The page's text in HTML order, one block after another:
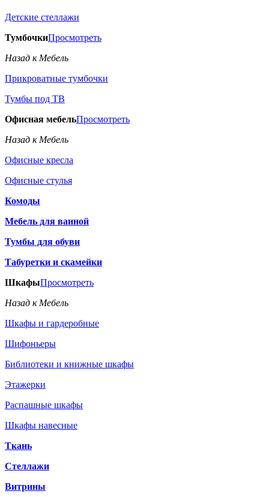
Детские стеллажи
ТумбочкиПросмотреть
Назад к Мебель
Прикроватные тумбочки
Тумбы под ТВ
Офисная мебельПросмотреть
Назад к Мебель
Офисные кресла
Офисные стулья
Комоды
Мебель для ванной
Тумбы для обуви
Табуретки и скамейки
ШкафыПросмотреть
Назад к Мебель
Шкафы и гардеробные
Шифоньеры
Библиотеки и книжные шкафы
Этажерки
Распашные шкафы
Шкафы навесные
Ткань
Стеллажи
Витрины